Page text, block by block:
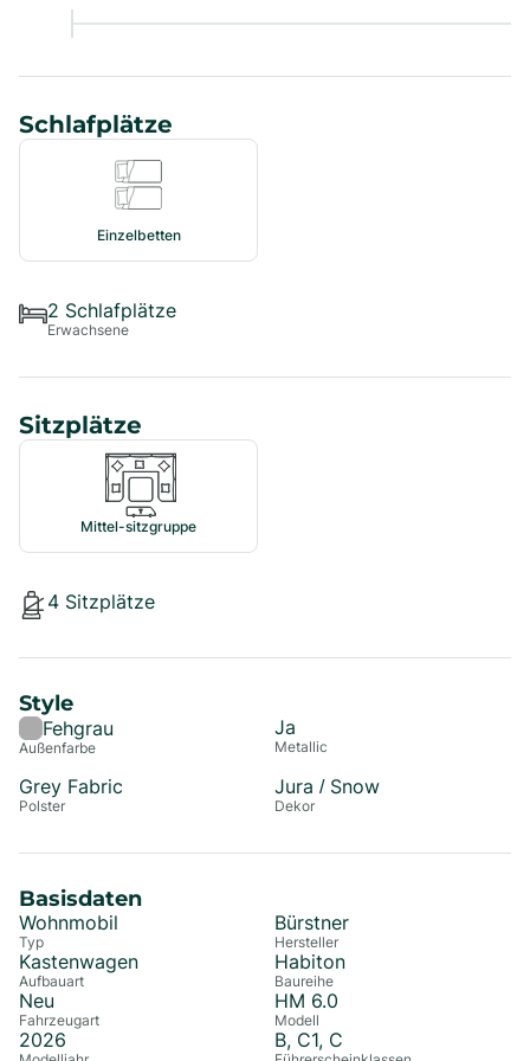
Schlafplätze
Einzelbetten
2 Schlafplätze
Erwachsene
Sitzplätze
Mittel-sitzgruppe
4 Sitzplätze
Style
Fehgrau
Außenfarbe
Ja
Metallic
Grey Fabric
Polster
Jura / Snow
Dekor
Basisdaten
Wohnmobil
Typ
Kastenwagen
Aufbauart
Neu
Fahrzeugart
2026
Bürstner
Hersteller
Habiton
Baureihe
HM 6.0
Modell
B, C1, C